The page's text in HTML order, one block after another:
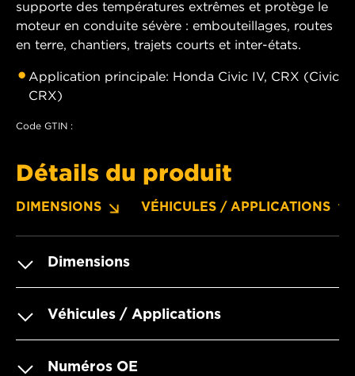
supporte des températures extrêmes et protège le
moteur en conduite sévère : embouteillages, routes
en terre, chantiers, trajets courts et inter-états.
Application principale: Honda Civic IV, CRX (Civic
CRX)
Code GTIN :
Détails du produit
DIMENSIONS VÉHICULES / APPLICATIONS
Dimensions
Véhicules / Applications
Numéros OE